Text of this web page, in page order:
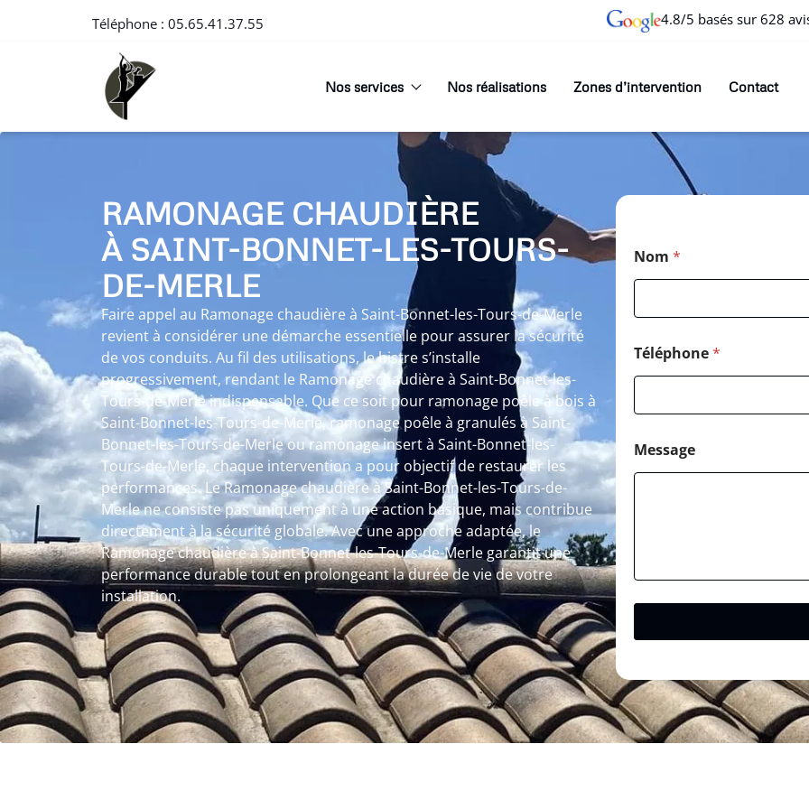
Téléphone : 05.65.41.37.55 4.8/5 basés sur 628
Nos services Nos réalisations Zones d’intervention Contact
RAMONAGE CHAUDIÈRE
À SAINT-BONNET-LES-TOURS-
DE-MERLE
Faire appel au Ramonage chaudière à Saint-Bonnet-les-Tours-de-Merle
revient à considérer une démarche essentielle pour assurer la sécurité
de vos conduits. Au fil des utilisations, le bistre s’installe
progressivement, rendant le Ramonage chaudière à Saint-Bonnet-les-
Tours-de-Merle indispensable. Que ce soit pour ramonage poêle à bois à
Saint-Bonnet-les-Tours-de-Merle, ramonage poêle à granulés à Saint-
Bonnet-les-Tours-de-Merle ou ramonage insert à Saint-Bonnet-les-
Tours-de-Merle, chaque intervention a pour objectif de restaurer les
performances. Le Ramonage chaudière à Saint-Bonnet-les-Tours-de-
Merle ne consiste pas uniquement à une action basique, mais contribue
directement à la sécurité globale. Avec une approche adaptée, le
Ramonage chaudière à Saint-Bonnet-les-Tours-de-Merle garantit une
performance durable tout en prolongeant la durée de vie de votre
installation.
Nom *
Téléphone*
Message